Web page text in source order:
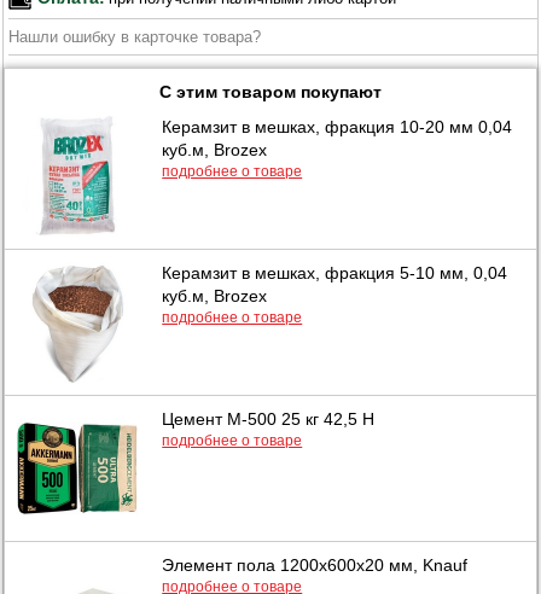
Нашли ошибку в карточке товара?
С этим товаром покупают
Керамзит в мешках, фракция 10-20 мм 0,04
куб.м, Brozex
подробнее о товаре
Керамзит в мешках, фракция 5-10 мм, 0,04
куб.м, Brozex
подробнее о товаре
Цемент М-500 25 кг 42,5 Н
подробнее о товаре
Элемент пола 1200x600х20 мм, Knauf
подробнее о товаре